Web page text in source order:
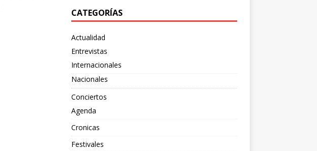
CATEGORÍAS
Actualidad
Entrevistas
Internacionales
Nacionales
Conciertos
Agenda
Cronicas
Festivales